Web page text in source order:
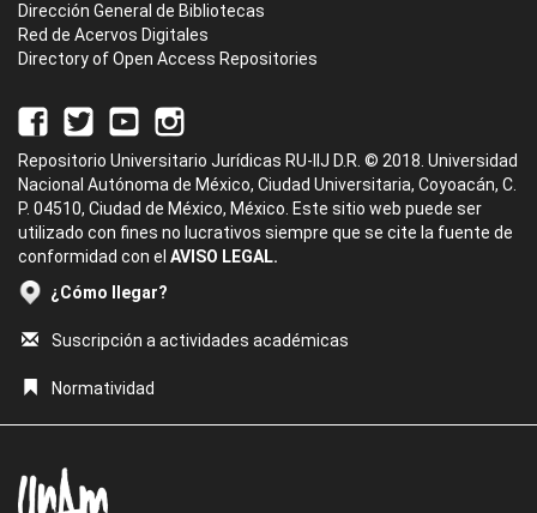
Dirección General de Bibliotecas
Red de Acervos Digitales
Directory of Open Access Repositories
Repositorio Universitario Jurídicas RU-IIJ D.R. © 2018. Universidad
Nacional Autónoma de México, Ciudad Universitaria, Coyoacán, C.
P. 04510, Ciudad de México, México. Este sitio web puede ser
utilizado con fines no lucrativos siempre que se cite la fuente de
conformidad con el AVISO LEGAL.
¿Cómo llegar?
Suscripción a actividades académicas
Normatividad